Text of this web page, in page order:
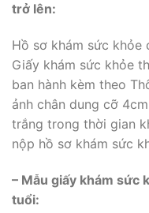
trở lên:
Hồ sơ khám sức khỏe
Giấy khám sức khỏe
ban hành kèm theo
ảnh chân dung cỡ
trắng trong thời gian
nộp hồ sơ khám sức
– Mẫu giấy khám sức
tuổi: